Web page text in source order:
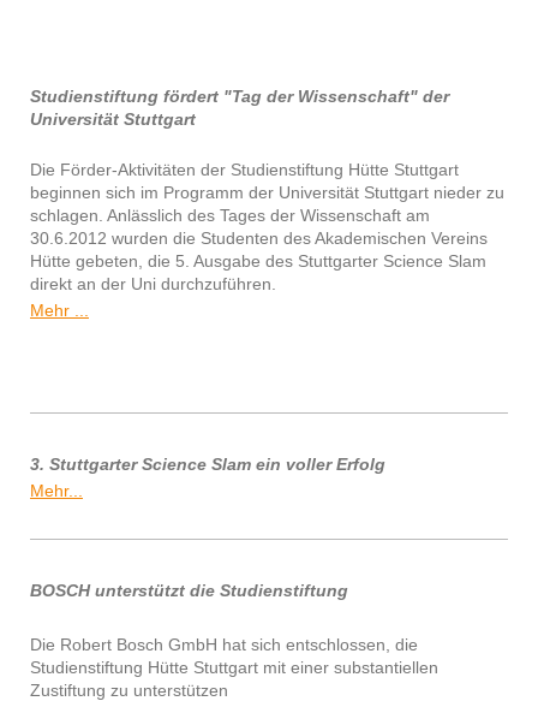
Studienstiftung fördert "Tag der Wissenschaft" der
Universität Stuttgart
Die Förder-Aktivitäten der Studienstiftung Hütte Stuttgart
beginnen sich im Programm der Universität Stuttgart nieder zu
schlagen. Anlässlich des Tages der Wissenschaft am
30.6.2012 wurden die Studenten des Akademischen Vereins
Hütte gebeten, die 5. Ausgabe des Stuttgarter Science Slam
direkt an der Uni durchzuführen.
Mehr ...
3. Stuttgarter Science Slam ein voller Erfolg
Mehr...
BOSCH unterstützt die Studienstiftung
Die Robert Bosch GmbH hat sich entschlossen, die
Studienstiftung Hütte Stuttgart mit einer substantiellen
Zustiftung zu unterstützen